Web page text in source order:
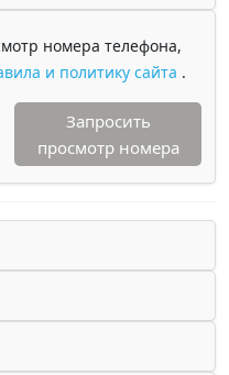
номера телефона,
и политику сайта .
Запросить
просмотр номера